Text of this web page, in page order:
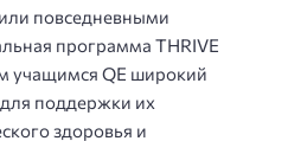
повседневными
программа THRIVE
учащимся QE широкий
поддержки их
здоровья и